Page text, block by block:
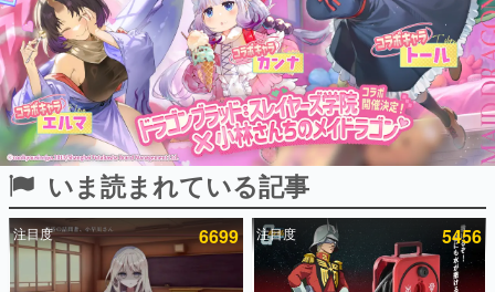
ピックアップ
電ファミのいま読まれている記事ランキング
いま読まれている記事
注目度 6699 注目度 5456